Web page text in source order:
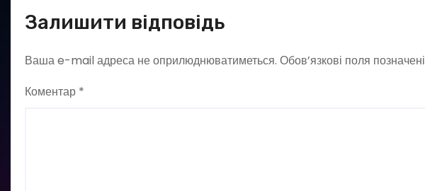
Залишити відповідь
Ваша e-mail адреса не оприлюднюватиметься. Обов’язкові поля позначені
Коментар *